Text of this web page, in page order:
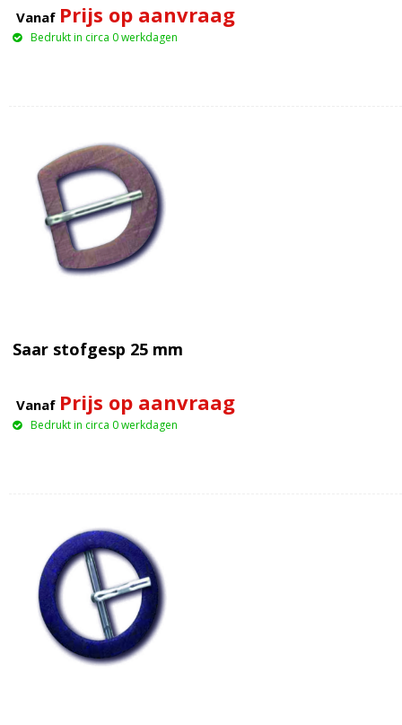
Vanaf Prijs op aanvraag
Bedrukt in circa 0 werkdagen
Saar stofgesp 25 mm
Vanaf Prijs op aanvraag
Bedrukt in circa 0 werkdagen